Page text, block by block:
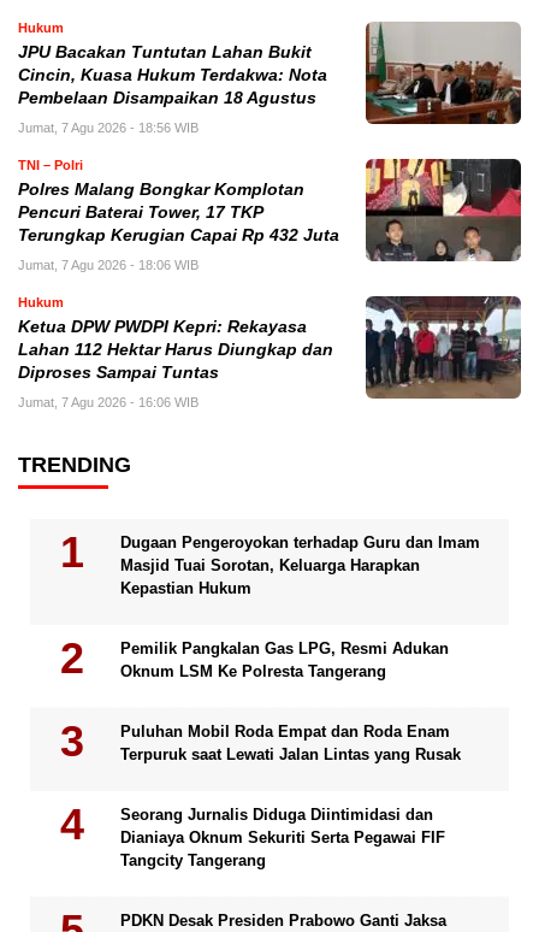
Hukum
JPU Bacakan Tuntutan Lahan Bukit
Cincin, Kuasa Hukum Terdakwa: Nota
Pembelaan Disampaikan 18 Agustus
Jumat, 7 Agu 2026 - 18:56 WIB
TNI – Polri
Polres Malang Bongkar Komplotan
Pencuri Baterai Tower, 17 TKP
Terungkap Kerugian Capai Rp 432 Juta
Jumat, 7 Agu 2026 - 18:06 WIB
Hukum
Ketua DPW PWDPI Kepri: Rekayasa
Lahan 112 Hektar Harus Diungkap dan
Diproses Sampai Tuntas
Jumat, 7 Agu 2026 - 16:06 WIB
TRENDING
Dugaan Pengeroyokan terhadap Guru dan Imam
Masjid Tuai Sorotan, Keluarga Harapkan
Kepastian Hukum
Pemilik Pangkalan Gas LPG, Resmi Adukan
Oknum LSM Ke Polresta Tangerang
Puluhan Mobil Roda Empat dan Roda Enam
Terpuruk saat Lewati Jalan Lintas yang Rusak
Seorang Jurnalis Diduga Diintimidasi dan
Dianiaya Oknum Sekuriti Serta Pegawai FIF
Tangcity Tangerang
PDKN Desak Presiden Prabowo Ganti Jaksa